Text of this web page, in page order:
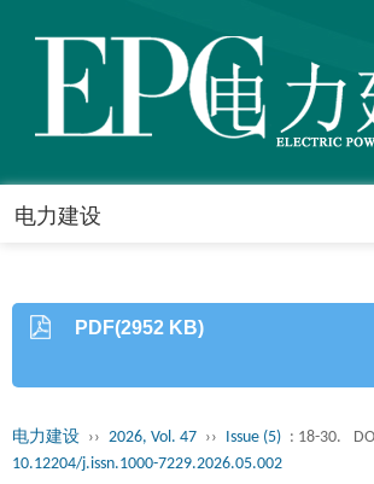
电力建设
PDF(2952 KB)
电力建设 ›› 2026, Vol. 47 ›› Issue (5) : 18-30.
10.12204/j.issn.1000-7229.2026.05.002